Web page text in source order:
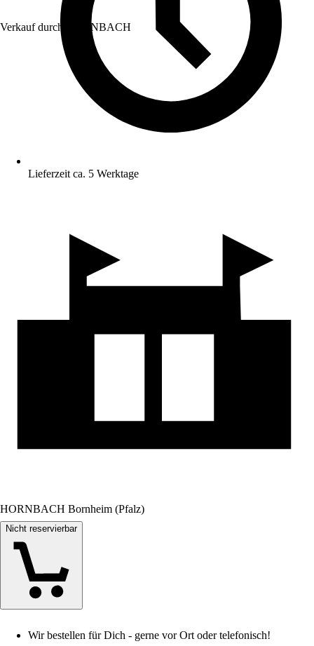
Verkauf durch: HORNBACH
Lieferzeit ca. 5 Werktage
HORNBACH Bornheim (Pfalz)
Nicht reservierbar
Wir bestellen für Dich - gerne vor Ort oder telefonisch!